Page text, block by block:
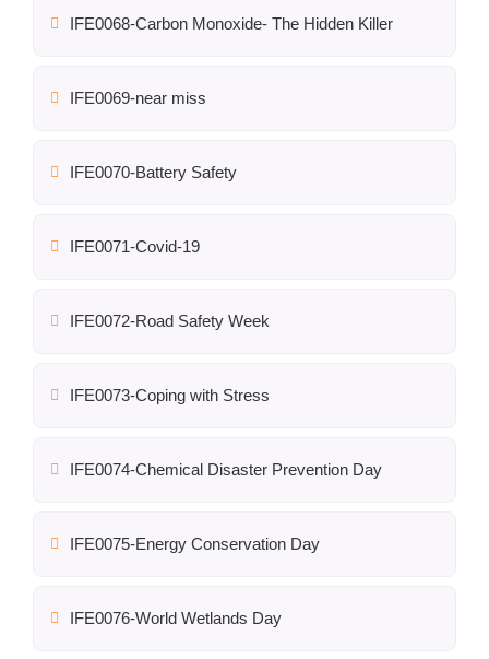
IFE0068-Carbon Monoxide- The Hidden Killer
IFE0069-near miss
IFE0070-Battery Safety
IFE0071-Covid-19
IFE0072-Road Safety Week
IFE0073-Coping with Stress
IFE0074-Chemical Disaster Prevention Day
IFE0075-Energy Conservation Day
IFE0076-World Wetlands Day